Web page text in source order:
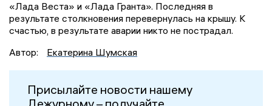
«Лада Веста» и «Лада Гранта». Последняя в
результате столкновения перевернулась на крышу. К
счастью, в результате аварии никто не пострадал.
Автор:
Екатерина Шумская
Присылайте новости нашему